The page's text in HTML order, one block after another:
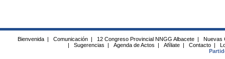
Bienvenida | Comunicación | 12 Congreso Provincial NNGG Albacete |
Nuevas
|
Sugerencias | Agenda de Actos | Afíliate | Contacto |